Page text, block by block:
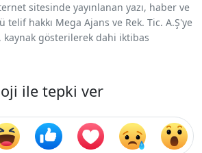
sitesinde yayınlanan yazı, haber ve
hakkı Mega Ajans ve Rek. Tic. A.Ş'ye
kaynak gösterilerek dahi iktibas
ile tepki ver